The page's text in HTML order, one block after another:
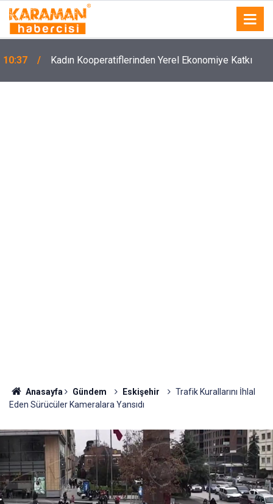
10:37 Kadın Kooperatiflerinden Yerel Ekonomiye Katkı
Anasayfa Gündem Eskişehir
Trafik Kurallarını İhlal
Eden Sürücüler Kameralara Yansıdı